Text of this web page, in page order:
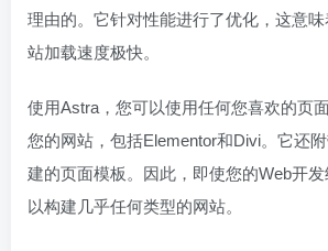
理由的。它针对性能进行了优化，这意
站加载速度极快。
使用Astra，您可以使用任何您喜欢的页
您的网站，包括Elementor和Divi。它还
建的页面模板。因此，即使您的Web开
以构建几乎任何类型的网站。